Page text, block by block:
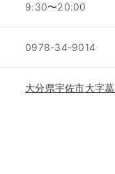
9:30〜20:00
0978-34-9014
大分県宇佐市大字